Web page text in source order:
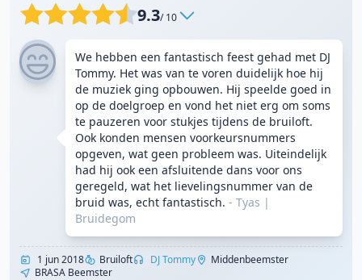
9.3/ 10
We hebben een fantastisch feest gehad met DJ
Tommy. Het was van te voren duidelijk hoe hij
de muziek ging opbouwen. Hij speelde goed in
op de doelgroep en vond het niet erg om soms
te pauzeren voor stukjes tijdens de bruiloft.
Ook konden mensen voorkeursnummers
opgeven, wat geen probleem was. Uiteindelijk
had hij ook een afsluitende dans voor ons
geregeld, wat het lievelingsnummer van de
bruid was, echt fantastisch. - Tyas |
Bruidegom
1 jun 2018 Bruiloft DJ Tommy
Middenbeemster
BRASA Beemster